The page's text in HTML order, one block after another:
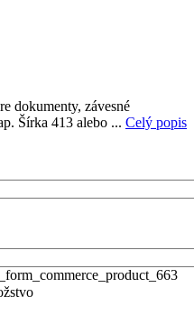
dokumenty, závesné
Šírka 413 alebo ... Celý popis